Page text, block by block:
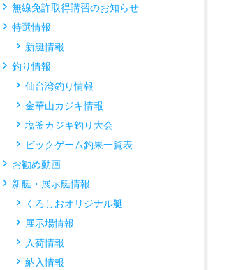
無線免許取得講習のお知らせ
特選情報
新艇情報
釣り情報
仙台湾釣り情報
金華山カジキ情報
塩釜カジキ釣り大会
ビックゲーム釣果一覧表
お勧め動画
新艇・展示艇情報
くろしおオリジナル艇
展示場情報
入荷情報
納入情報